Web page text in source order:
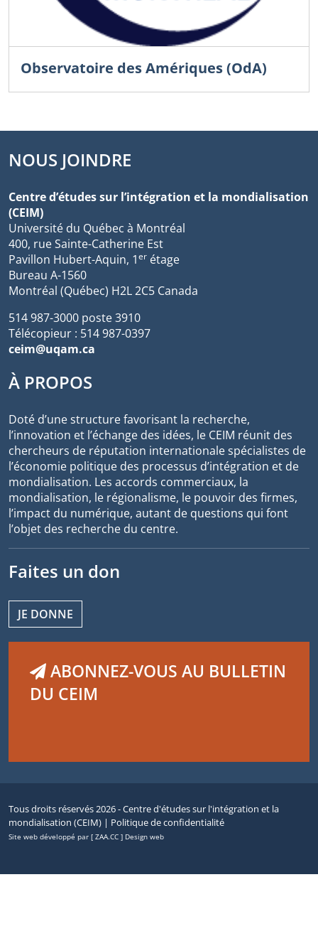
Observatoire des Amériques (OdA)
NOUS JOINDRE
Centre d’études sur l’intégration et la mondialisation
(CEIM)
Université du Québec à Montréal
400, rue Sainte-Catherine Est
Pavillon Hubert-Aquin, 1er étage
Bureau A-1560
Montréal (Québec) H2L 2C5 Canada
514 987-3000 poste 3910
Télécopieur : 514 987-0397
ceim@uqam.ca
À PROPOS
Doté d’une structure favorisant la recherche,
l’innovation et l’échange des idées, le CEIM réunit des
chercheurs de réputation internationale spécialistes de
l’économie politique des processus d’intégration et de
mondialisation. Les accords commerciaux, la
mondialisation, le régionalisme, le pouvoir des firmes,
l’impact du numérique, autant de questions qui font
l’objet des recherche du centre.
Faites un don
JE DONNE
ABONNEZ-VOUS AU BULLETIN
DU CEIM
Tous droits réservés 2026 - Centre d'études sur l'intégration et la
mondialisation (CEIM) | Politique de confidentialité
Site web développé par [ ZAA.CC ] Design web